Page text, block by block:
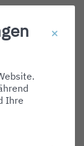
Ihre